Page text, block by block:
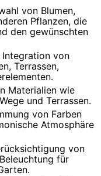
von Blumen,
Pflanzen, die
den gewünschten
Integration von
Terrassen,
Materialien wie
und Terrassen.
von Farben
Atmosphäre
von
für